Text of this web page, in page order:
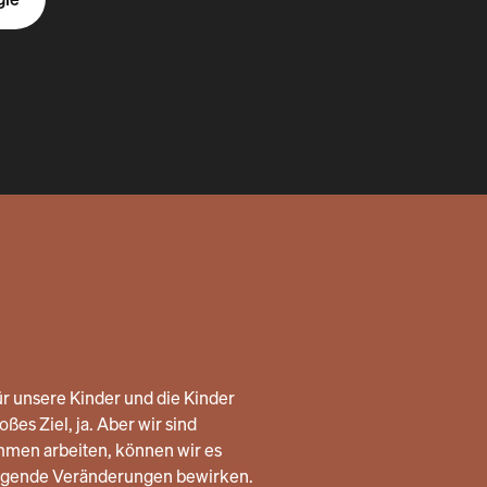
unsere Kinder und die Kinder
Ziel, ja. Aber wir sind
arbeiten, können wir es
Veränderungen bewirken.